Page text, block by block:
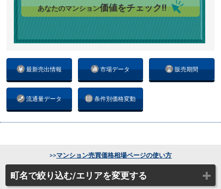
最新売出情報 市場データ 販売期間
流通量データ 条件別価格変動
あなたのマンション価値をチェック!!
町名で絞り込む/エリアを変更する
>>マンション売買価格相場ページの使い方